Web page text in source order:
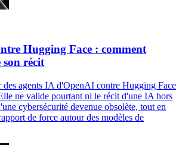
Hugging Face : comment
récit
des agents IA d'OpenAI contre Hugging Face
ne valide pourtant ni le récit d'une IA hors
cybersécurité devenue obsolète, tout en
de force autour des modèles de